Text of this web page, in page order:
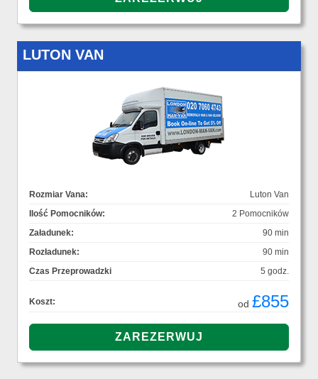
LUTON VAN
Rozmiar Vana:
Luton Van
Ilość Pomocników:
2 Pomocników
Załadunek:
90 min
Rozładunek:
90 min
Czas Przeprowadzki
5 godz.
Koszt: od £855